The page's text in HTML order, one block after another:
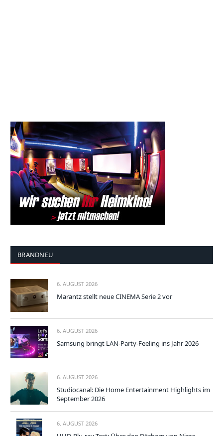
BRANDNEU
6. AUGUST 2026
Marantz stellt neue CINEMA Serie 2 vor
6. AUGUST 2026
Samsung bringt LAN-Party-Feeling ins Jahr 2026
6. AUGUST 2026
Studiocanal: Die Home Entertainment Highlights im
September 2026
6. AUGUST 2026